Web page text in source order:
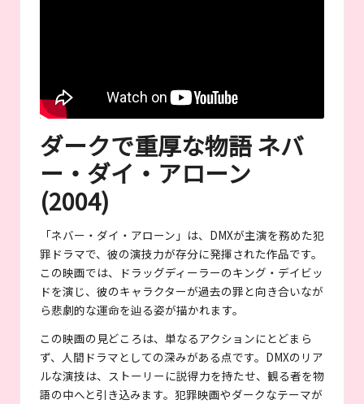
ダークで重厚な物語 ネバ
ー・ダイ・アローン
(2004)
「ネバー・ダイ・アローン」は、DMXが主演を務めた犯
罪ドラマで、彼の演技力が存分に発揮された作品です。
この映画では、ドラッグディーラーのキング・デイビッ
ドを演じ、彼のキャラクターが過去の罪と向き合いなが
ら悲劇的な運命を辿る姿が描かれます。
この映画の見どころは、単なるアクションにとどまら
ず、人間ドラマとしての深みがある点です。DMXのリア
ルな演技は、ストーリーに説得力を持たせ、観る者を物
語の中へと引き込みます。犯罪映画やダークなテーマが